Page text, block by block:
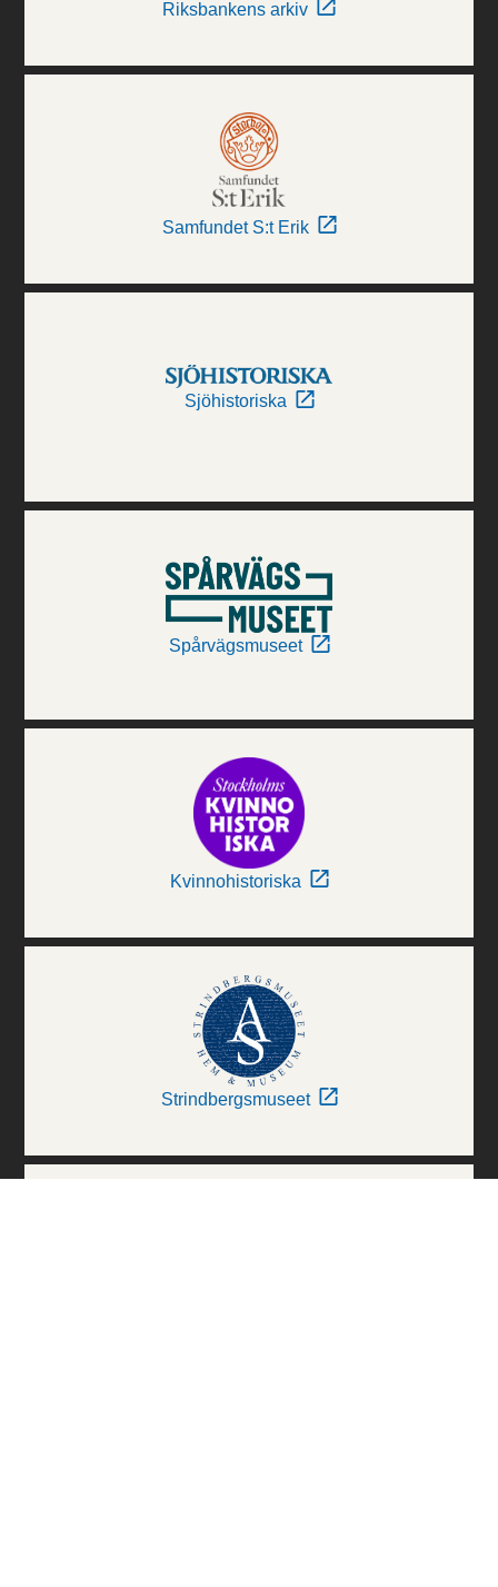
Riksbankens arkiv
Samfundet S:t Erik
Sjöhistoriska
Spårvägsmuseet
Kvinnohistoriska
Strindbergsmuseet